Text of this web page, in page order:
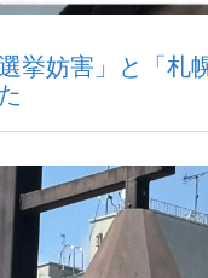
聞かれなかった」侍ジャ
目撃せよ。
選挙妨害」と「